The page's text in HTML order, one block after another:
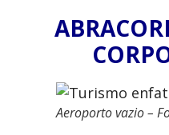
Aeroporto vazio –